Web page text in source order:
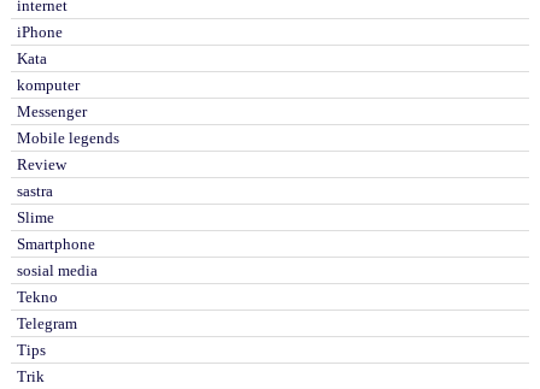
internet
iPhone
Kata
komputer
Messenger
Mobile legends
Review
sastra
Slime
Smartphone
sosial media
Tekno
Telegram
Tips
Trik